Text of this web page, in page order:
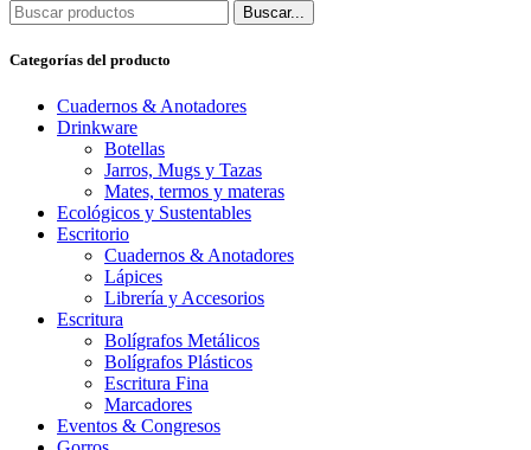
Buscar...
Categorías del producto
Cuadernos & Anotadores
Drinkware
Botellas
Jarros, Mugs y Tazas
Mates, termos y materas
Ecológicos y Sustentables
Escritorio
Cuadernos & Anotadores
Lápices
Librería y Accesorios
Escritura
Bolígrafos Metálicos
Bolígrafos Plásticos
Escritura Fina
Marcadores
Eventos & Congresos